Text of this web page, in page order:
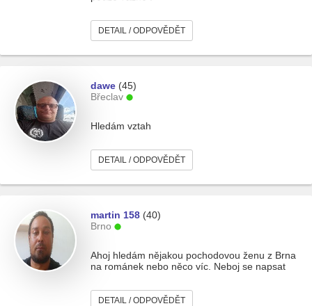
DETAIL / ODPOVĚDĚT
dawe (45)
Břeclav
Hledám vztah
DETAIL / ODPOVĚDĚT
martin 158 (40)
Brno
Ahoj hledám nějakou pochodovou ženu z Brna
na románek nebo něco víc. Neboj se napsat
DETAIL / ODPOVĚDĚT